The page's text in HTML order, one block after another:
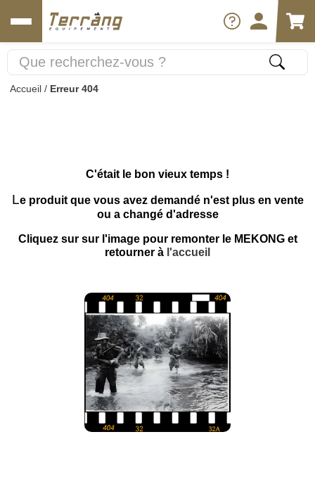
Accueil / Erreur 404
C'était le bon vieux temps !
Le produit que vous avez demandé n'est plus en vente
ou a changé d'adresse
Cliquez sur sur l'image pour remonter le MEKONG et
retourner à l'accueil